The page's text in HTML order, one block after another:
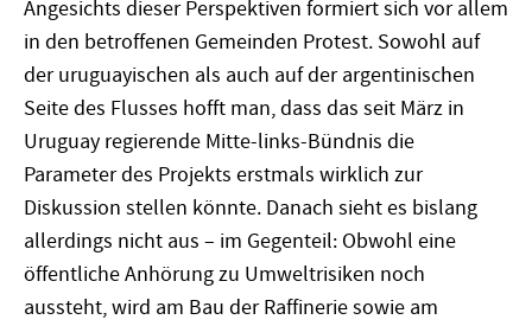
Angesichts dieser Perspektiven formiert sich vor allem
in den betroffenen Gemeinden Protest. Sowohl auf
der uruguayischen als auch auf der argentinischen
Seite des Flusses hofft man, dass das seit März in
Uruguay regierende Mitte-links-Bündnis die
Parameter des Projekts erstmals wirklich zur
Diskussion stellen könnte. Danach sieht es bislang
allerdings nicht aus – im Gegenteil: Obwohl eine
öffentliche Anhörung zu Umweltrisiken noch
aussteht, wird am Bau der Raffinerie sowie am